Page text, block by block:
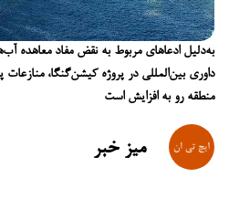
به‌دلیل ادعاهای مربوط به نقض مفاد معاهده
داوری بین‌المللی در پروژه کیشن‌گنگا،
منطقه رو به افزایش است
میز خبر